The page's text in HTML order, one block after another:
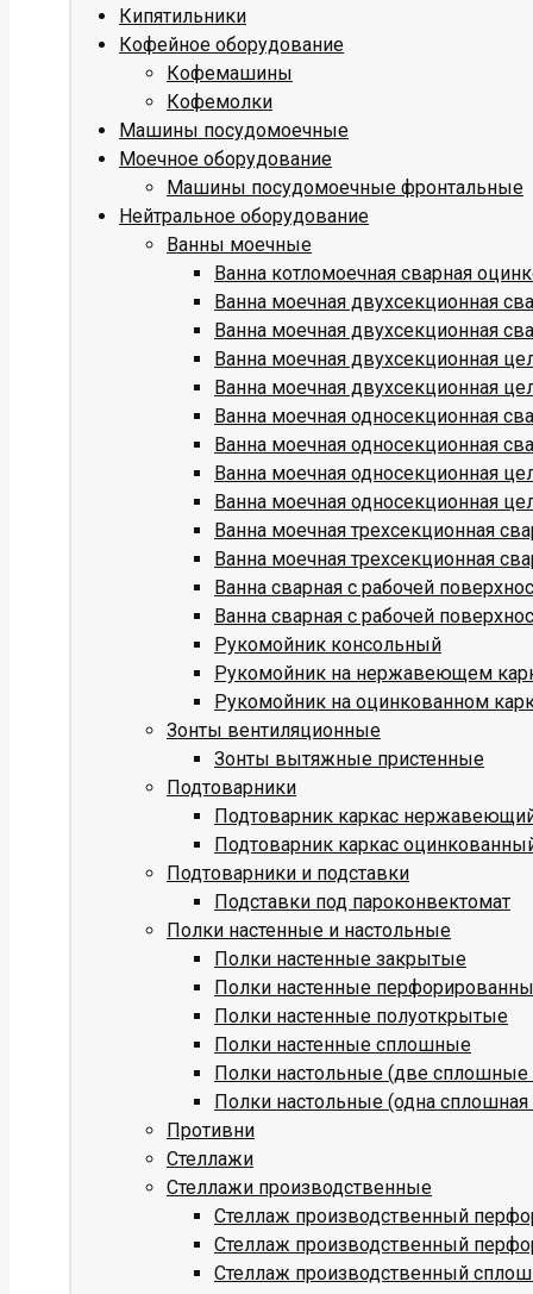
Кипятильники
Кофейное оборудование
Кофемашины
Кофемолки
Машины посудомоечные
Моечное оборудование
Машины посудомоечные фронтальные
Нейтральное оборудование
Ванны моечные
Ванна котломоечная сварная
Ванна моечная двухсекционная
Ванна моечная двухсекционная
Ванна моечная двухсекционная
Ванна моечная двухсекционная
Ванна моечная односекционная
Ванна моечная односекционная
Ванна моечная односекционная
Ванна моечная односекционная
Ванна моечная трехсекционная
Ванна моечная трехсекционная
Ванна сварная с рабочей
Ванна сварная с рабочей
Рукомойник консольный
Рукомойник на нержавеющем
Рукомойник на оцинкованном
Зонты вентиляционные
Зонты вытяжные пристенные
Подтоварники
Подтоварник каркас
Подтоварник каркас
Подтоварники и подставки
Подставки под пароконвектомат
Полки настенные и настольные
Полки настенные закрытые
Полки настенные
Полки настенные полуоткрытые
Полки настенные сплошные
Полки настольные (две сплошные
Полки настольные (одна сплошная
Противни
Стеллажи
Стеллажи производственные
Стеллаж производственный
Стеллаж производственный
Стеллаж производственный